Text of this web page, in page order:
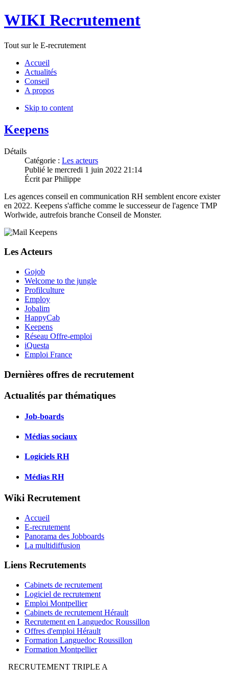
WIKI Recrutement
Tout sur le E-recrutement
Accueil
Actualités
Conseil
A propos
Skip to content
Keepens
Détails
Catégorie : Les acteurs
Publié le mercredi 1 juin 2022 21:14
Écrit parPhilippe
Les agences conseil en communication RH semblent encore exister
en 2022. Keepens s'affiche comme le successeur de l'agence TMP
Worlwide, autrefois branche Conseil de Monster.
Les Acteurs
Gojob
Welcome to the jungle
Profilculture
Employ
Jobalim
HappyCab
Keepens
Réseau Offre-emploi
iQuesta
Emploi France
Dernières offres de recrutement
Actualités par thématiques
Job-boards
Médias sociaux
Logiciels RH
Médias RH
Wiki Recrutement
Accueil
E-recrutement
Panorama des Jobboards
La multidiffusion
Liens Recrutements
Cabinets de recrutement
Logiciel de recrutement
Emploi Montpellier
Cabinets de recrutement Hérault
Recrutement en Languedoc Roussillon
Offres d'emploi Hérault
Formation Languedoc Roussillon
Formation Montpellier
RECRUTEMENT TRIPLE A